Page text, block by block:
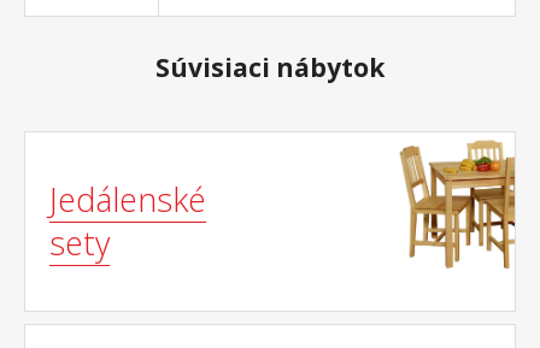
× 90 × 74 cm rozmer stoličky (š/h/v) 45 × 55
Súvisiaci nábytok
Jedálenské
sety